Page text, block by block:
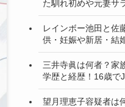
た馴れ初めや元妻サ
レインボー池田と佐
供・妊娠や新居・結
三井寺眞は何者？家
学歴と経歴！16歳で
望月理恵子容疑者は